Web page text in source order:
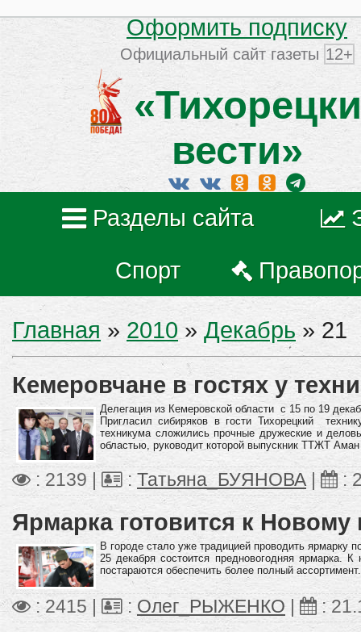
Оформить подписку
Официальный сайт газеты 12+
вести»
Разделы сайта
Спорт
Главная » 2010 » Декабрь » 21
Кемеровчане в гостях у
Делегация из Кемеровской области с 15 по 19
Пригласил сибиряков в гости Тихорецкий
техникума сложились прочные дружеские и
областью, руководит которой выпускник ТТЖТ
: 2139 | : Татьяна_БУЯНОВА | :
Ярмарка готовится к Новому
В городе стало уже традицией проводить ярмарку
25 декабря состоится предновогодняя ярмарка.
постараются обеспечить более полный ассортимент.
: 2415 | : Олег_РЫЖЕНКО :